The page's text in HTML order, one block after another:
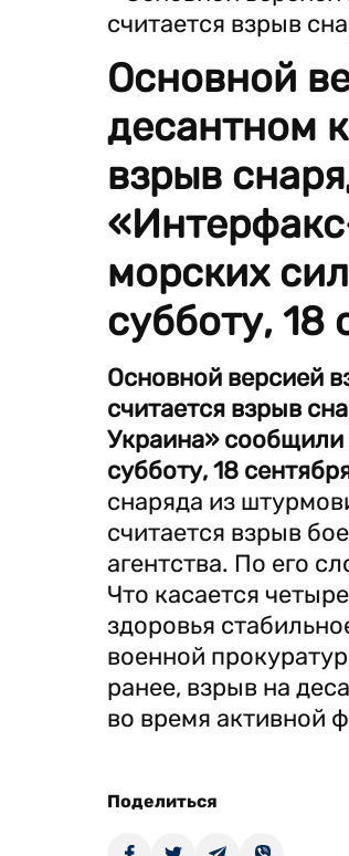
Основной
десантном
взрыв
морских
субботу, 18
Основной версией
считается взрыв
Украина»
субботу, 18
снаряда из
считается взрыв
агентства. По его
Что касается
здоровья
военной
ранее, взрыв на
во время активной
Поделиться